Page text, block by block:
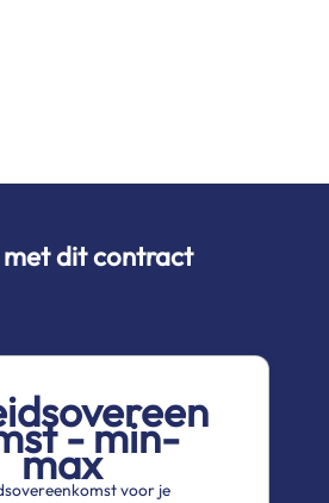
met dit contract
- min-
max
voor je